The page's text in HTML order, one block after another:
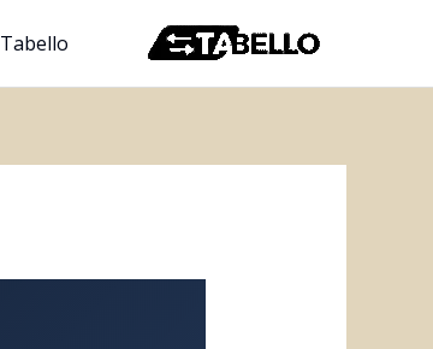
Tabello